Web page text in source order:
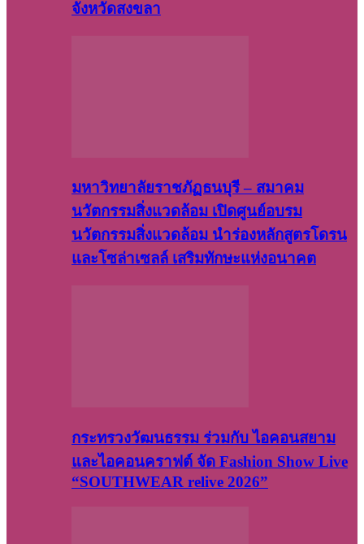
จังหวัดสงขลา
มหาวิทยาลัยราชภัฏธนบุรี – สมาคม
นวัตกรรมสิ่งแวดล้อม เปิดศูนย์อบรม
นวัตกรรมสิ่งแวดล้อม นำร่องหลักสูตรโดรน
และโซล่าเซลล์ เสริมทักษะแห่งอนาคต
กระทรวงวัฒนธรรม ร่วมกับ ไอคอนสยาม
และไอคอนคราฟต์ จัด Fashion Show Live
“SOUTHWEAR relive 2026”